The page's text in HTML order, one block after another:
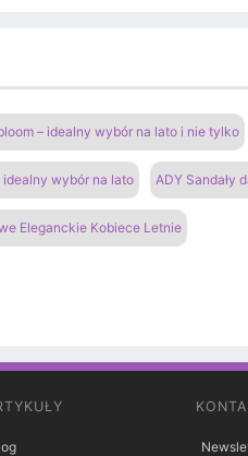
– idealny wybór na lato i nie tylko
idealny wybór na lato ADY Sandały
Eleganckie Kobiece Letnie